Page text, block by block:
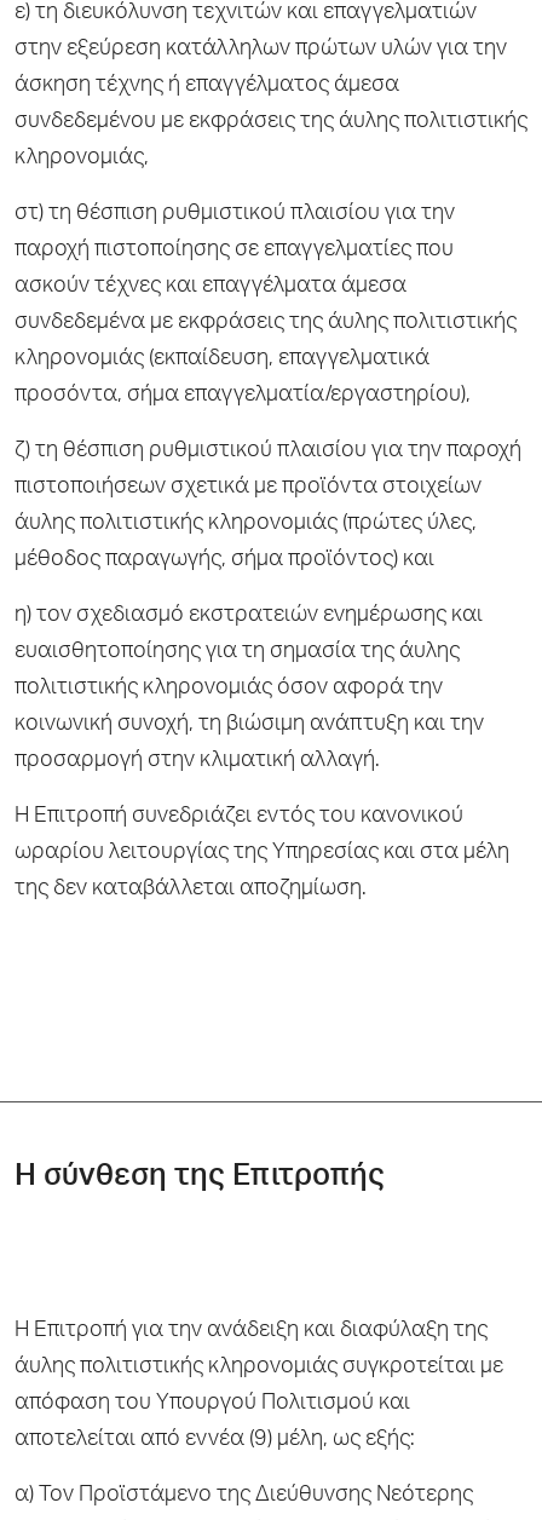
ε) τη διευκόλυνση τεχνιτών και επαγγελματιών
στην εξεύρεση κατάλληλων πρώτων υλών για την
άσκηση τέχνης ή επαγγέλματος άμεσα
συνδεδεμένου με εκφράσεις της άυλης πολιτιστικής
κληρονομιάς,
στ) τη θέσπιση ρυθμιστικού πλαισίου για την
παροχή πιστοποίησης σε επαγγελματίες που
ασκούν τέχνες και επαγγέλματα άμεσα
συνδεδεμένα με εκφράσεις της άυλης πολιτιστικής
κληρονομιάς (εκπαίδευση, επαγγελματικά
προσόντα, σήμα επαγγελματία/εργαστηρίου),
ζ) τη θέσπιση ρυθμιστικού πλαισίου για την παροχή
πιστοποιήσεων σχετικά με προϊόντα στοιχείων
άυλης πολιτιστικής κληρονομιάς (πρώτες ύλες,
μέθοδος παραγωγής, σήμα προϊόντος) και
η) τον σχεδιασμό εκστρατειών ενημέρωσης και
ευαισθητοποίησης για τη σημασία της άυλης
πολιτιστικής κληρονομιάς όσον αφορά την
κοινωνική συνοχή, τη βιώσιμη ανάπτυξη και την
προσαρμογή στην κλιματική αλλαγή.
Η Επιτροπή συνεδριάζει εντός του κανονικού
ωραρίου λειτουργίας της Υπηρεσίας και στα μέλη
της δεν καταβάλλεται αποζημίωση.
H σύνθεση της Επιτροπής
Η Επιτροπή για την ανάδειξη και διαφύλαξη της
άυλης πολιτιστικής κληρονομιάς συγκροτείται με
απόφαση του Υπουργού Πολιτισμού και
αποτελείται από εννέα (9) μέλη, ως εξής:
α) Τον Προϊστάμενο της Διεύθυνσης Νεότερης